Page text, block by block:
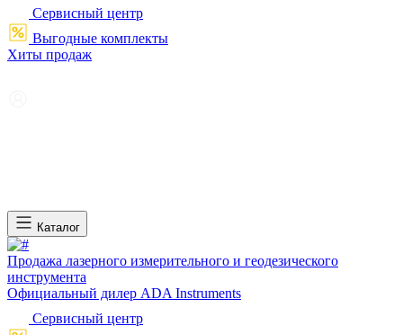
Сервисный центр
Выгодные комплекты
Хиты продаж
Каталог
Продажа лазерного измерительного и геодезического
инструмента
Официальный дилер ADA Instruments
Сервисный центр